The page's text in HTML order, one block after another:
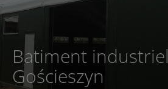
Batiment industriel
Gościeszyn